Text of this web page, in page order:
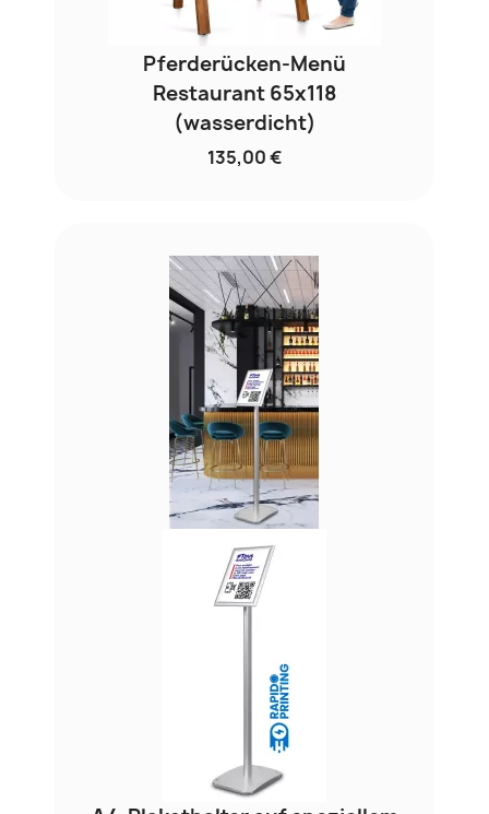
Pferderücken-Menü
Restaurant 65x118
(wasserdicht)
135,00 €